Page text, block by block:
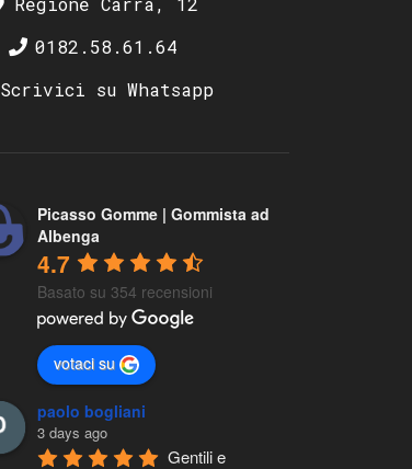
0182.58.61.64
Scrivici su Whatsapp
Picasso Gomme | Gommista ad
Albenga
4.7
Basato su 354 recensioni
votaci su
paolo bogliani
3 days ago
Gentili e